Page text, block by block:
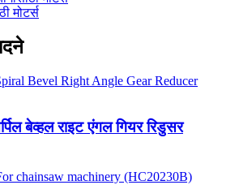
मोटर्स
बेव्हल राइट एंगल गियर रिडुसर